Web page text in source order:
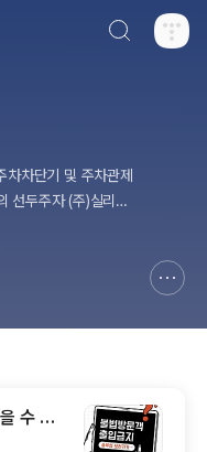
차단기 및 주차관제
선두주자 (주)실리콘
수 있
치 전